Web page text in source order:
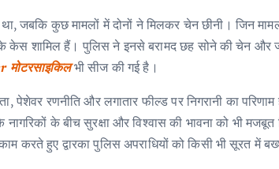
जबकि कुछ मामलों में दोनों ने मिलकर चेन छीनी। जिन
केस शामिल हैं। पुलिस ने इनसे बरामद छह सोने की चेन और
मोटरसाइकिलभी सीज की गई है।
पेशेवर रणनीति और लगातार फील्ड पर निगरानी का
के बीच सुरक्षा और विश्वास की भावना को भी मजबूत
करते हुए द्वारका पुलिस अपराधियों को किसी भी सूरत में